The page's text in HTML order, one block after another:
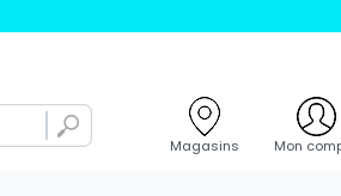
Magasins Mon